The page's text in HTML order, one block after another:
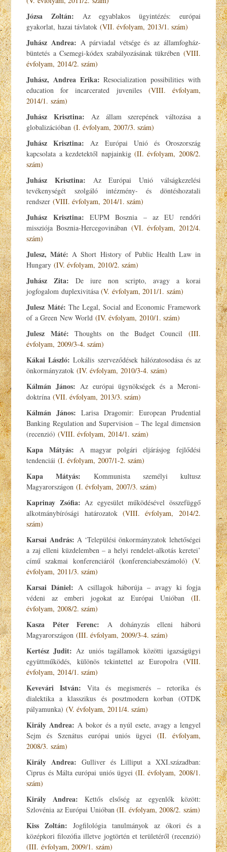
Józsa Zoltán: Az egyablakos ügyintézés: európai
gyakorlat, hazai távlatok (VII. évfolyam, 2013/1. szám)
Juhász Andrea: A párviadal vétsége és az államfogház-
büntetés a Csemegi-kódex szabályozásának tükrében (VIII.
évfolyam, 2014/2. szám)
Juhász, Andrea Erika: Resocialization possibilities with
education for incarcerated juveniles (VIII. évfolyam,
2014/1. szám)
Juhász Krisztina: Az állam szerepének változása a
globalizációban (I. évfolyam, 2007/3. szám)
Juhász Krisztina: Az Európai Unió és Oroszország
kapcsolata a kezdetektől napjainkig (II. évfolyam, 2008/2.
szám)
Juhász Krisztina: Az Európai Unió válságkezelési
tevékenységét szolgáló intézmény- és döntéshozatali
rendszer (VIII. évfolyam, 2014/1. szám)
Juhász Krisztina: EUPM Bosznia – az EU rendőri
missziója Bosznia-Hercegovinában (VI. évfolyam, 2012/4.
szám)
Julesz, Máté: A Short History of Public Health Law in
Hungary (IV. évfolyam, 2010/2. szám)
Juhász Zita: De iure non scripto, avagy a korai
jogfogalom duplexivitása(V. évfolyam, 2011/1. szám)
Julesz Máté: The Legal, Social and Economic Framework
of a Green New World (IV. évfolyam, 2010/1. szám)
Julesz Máté: Thoughts on the Budget Council (III.
évfolyam, 2009/3-4. szám)
Kákai László: Lokális szerveződések hálózatosodása és az
önkormányzatok (IV. évfolyam, 2010/3-4. szám)
Kálmán János: Az európai ügynökségek és a Meroni-
doktrína (VII. évfolyam, 2013/3. szám)
Kálmán János: Larisa Dragomir: European Prudential
Banking Regulation and Supervision – The legal dimension
(recenzió) (VIII. évfolyam, 2014/1. szám)
Kapa Mátyás: A magyar polgári eljárásjog fejlődési
tendenciái (I. évfolyam, 2007/1-2. szám)
Kapa Mátyás: Kommunista személyi kultusz
Magyarországon (I. évfolyam, 2007/3. szám)
Kaprinay Zsófia: Az egyesület működésével összefüggő
alkotmánybírósági határozatok (VIII. évfolyam, 2014/2.
szám)
Karsai András: A ‘Települési önkormányzatok lehetőségei
a zaj elleni küzdelemben – a helyi rendelet-alkotás keretei’
című szakmai konferenciáról (konferenciabeszámoló) (V.
évfolyam, 2011/3. szám)
Karsai Dániel: A csillagok háborúja – avagy ki fogja
védeni az emberi jogokat az Európai Unióban (II.
évfolyam, 2008/2. szám)
Kasza Péter Ferenc: A dohányzás elleni háború
Magyarországon (III. évfolyam, 2009/3-4. szám)
Kertész Judit: Az uniós tagállamok közötti igazságügyi
együttműködés, különös tekintettel az Europolra (VIII.
évfolyam, 2014/1. szám)
Kevevári István: Vita és megismerés – retorika és
dialektika a klasszikus és posztmodern korban (OTDK
pályamunka) (V. évfolyam, 2011/4. szám)
Király Andrea: A bokor és a nyúl esete, avagy a lengyel
Sejm és Szenátus európai uniós ügyei (II. évfolyam,
2008/3. szám)
Király Andrea: Gulliver és Lilliput a XXI.században:
Ciprus és Málta európai uniós ügyei(II. évfolyam, 2008/1.
szám)
Király Andrea: Kettős elsőség az egyenlők között:
Szlovénia az Európai Unióban(II. évfolyam, 2008/2. szám)
Kiss Zoltán: Jogfilológia tanulmányok az ókori és a
középkori filozófia illetve jogtörtén et területéről (recenzió)
(III. évfolyam, 2009/1. szám)